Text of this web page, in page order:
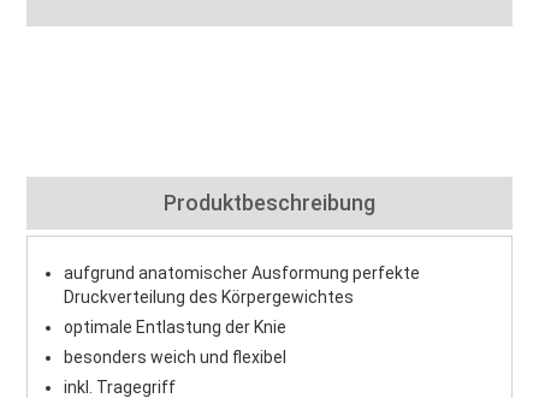
Produktbeschreibung
aufgrund anatomischer Ausformung perfekte
Druckverteilung des Körpergewichtes
optimale Entlastung der Knie
besonders weich und flexibel
inkl. Tragegriff